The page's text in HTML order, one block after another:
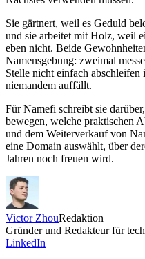
Sie gärtnert, weil es Geduld
und sie arbeitet mit Holz, weil
eben nicht. Beide
Namensgebung: zweimal
Stelle nicht einfach
niemandem auffällt.
Für Namefi schreibt sie
bewegen, welche praktischen
und dem Weiterverkauf von
eine Domain auswählt, über
Jahren noch freuen wird.
Victor ZhouRedaktion
Gründer und Redakteur für
LinkedIn